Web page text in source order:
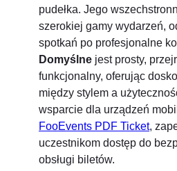
pudełka. Jego
szerokiej gamy wydarzeń,
spotkań po profesjonalne
Domyślne jest prosty,
funkcjonalny, oferując
między stylem a
wsparcie dla urządzeń
FooEvents PDF Ticket,
uczestnikom dostęp do
obsługi biletów.